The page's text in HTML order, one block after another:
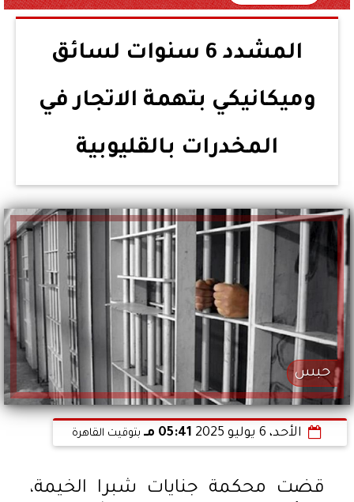
المشدد 6 سنوات لسائق
وميكانيكي بتهمة الاتجار في
المخدرات بالقليوبية
حبس
الأحد، 6 يوليو 2025 05:41 مـ بتوقيت القاهرة
قضت محكمة جنايات شبرا الخيمة،